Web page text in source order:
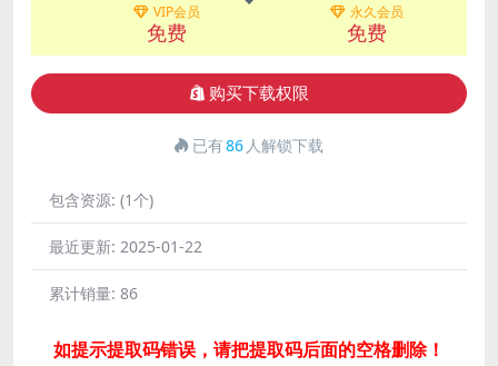
VIP会员
免费
永久会员
免费
购买下载权限
已有86 人解锁下载
包含资源: (1个)
最近更新: 2025-01-22
累计销量: 86
如提示提取码错误，请把提取码后面的空格删除！